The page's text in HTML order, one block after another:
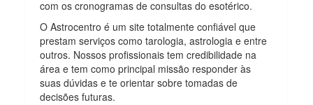
com os cronogramas de consultas do esotérico.
O Astrocentro é um site totalmente confiável que
prestam serviços como tarologia, astrologia e entre
outros. Nossos profissionais tem credibilidade na
área e tem como principal missão responder às
suas dúvidas e te orientar sobre tomadas de
decisões futuras.